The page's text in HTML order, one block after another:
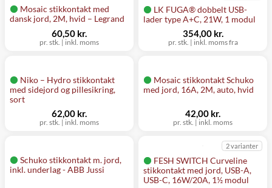
Mosaic stikkontakt med
dansk jord, 2M, hvid – Legrand
pr. stk. | inkl. moms
60,50 kr.
LK FUGA® dobbelt USB-
lader type A+C, 21W, 1 modul
pr. stk. | inkl. moms fra
354,00 kr.
Niko – Hydro stikkontakt
med sidejord og pillesikring,
sort
pr. stk. | inkl. moms
62,00 kr.
Mosaic stikkontakt Schuko
med jord, 16A, 2M, auto, hvid
pr. stk. | inkl. moms
42,00 kr.
Schuko stikkontakt m. jord,
inkl. underlag - ABB Jussi
FESH SWITCH Curveline
stikkontakt med jord, USB-A,
USB-C, 16W/20A, 1½ modul
2 varianter